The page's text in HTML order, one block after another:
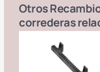
Otros
correderas